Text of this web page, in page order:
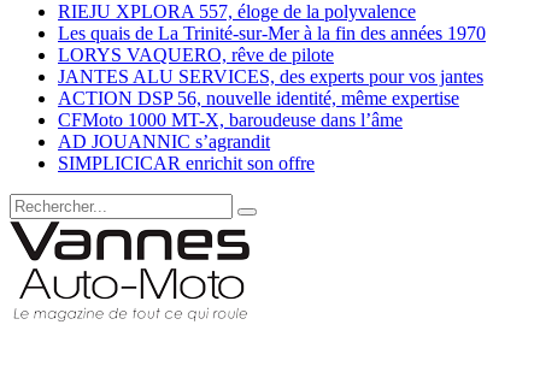
RIEJU XPLORA 557, éloge de la polyvalence
Les quais de La Trinité-sur-Mer à la fin des années 1970
LORYS VAQUERO, rêve de pilote
JANTES ALU SERVICES, des experts pour vos jantes
ACTION DSP 56, nouvelle identité, même expertise
CFMoto 1000 MT-X, baroudeuse dans l’âme
AD JOUANNIC s’agrandit
SIMPLICICAR enrichit son offre